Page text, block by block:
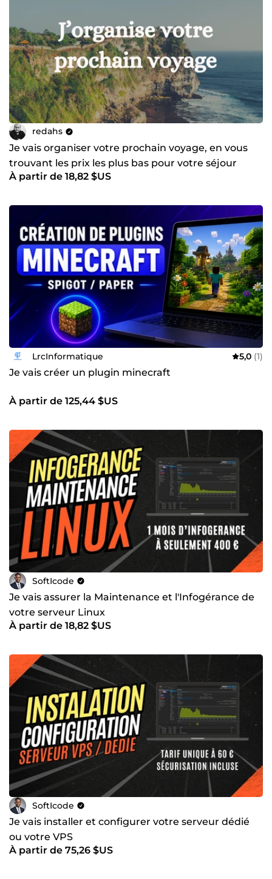
redahs
Je vais organiser votre prochain voyage, en vous
trouvant les prix les plus bas pour votre séjour
À partir de 18,82 $US
LrcInformatique 5,0 (1)
Je vais créer un plugin minecraft
À partir de 125,44 $US
SoftIcode
Je vais assurer la Maintenance et l'Infogérance de
votre serveur Linux
À partir de 18,82 $US
SoftIcode
Je vais installer et configurer votre serveur dédié
ou votre VPS
À partir de 75,26 $US